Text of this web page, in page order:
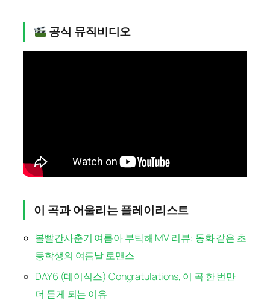
공식 뮤직비디오
이 곡과 어울리는 플레이리스트
볼빨간사춘기 여름아 부탁해 MV 리뷰: 동화 같은 초
등학생의 여름날 로맨스
DAY6 (데이식스) Congratulations, 이 곡 한 번만
더 듣게 되는 이유